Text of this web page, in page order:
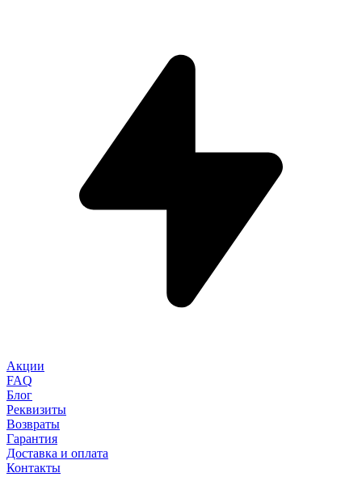
Акции
FAQ
Блог
Реквизиты
Возвраты
Гарантия
Доставка и оплата
Контакты